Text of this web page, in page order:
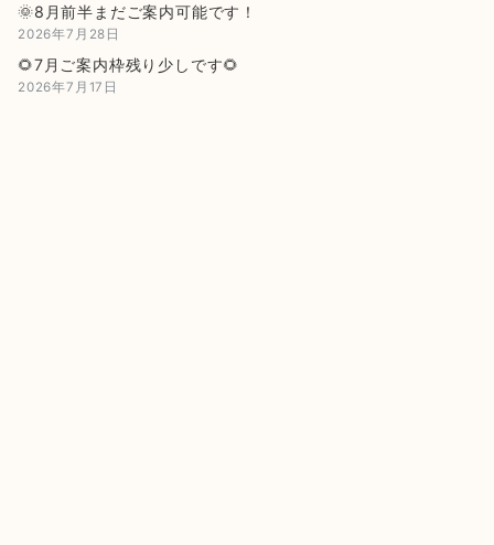
🌞8月前半まだご案内可能です！
2026年7月28日
🌻7月ご案内枠残り少しです🌻
2026年7月17日